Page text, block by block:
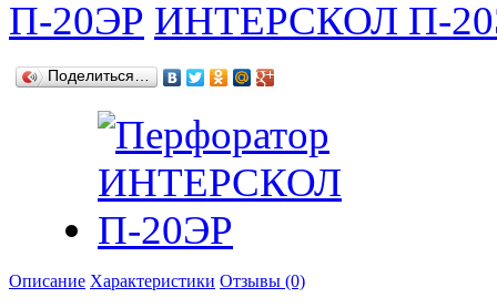
П-20ЭР ИНТЕРСКОЛ П-
Поделиться…
Описание Характеристики Отзывы (0)